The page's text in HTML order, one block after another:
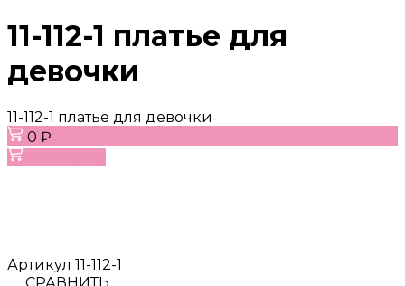
11-112-1 платье для
девочки
11-112-1 платье для девочки
0 ₽
Артикул 11-112-1